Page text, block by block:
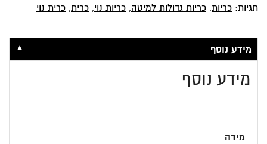
תגיות: כריות, כריות גדולות למיטה, כריות נוי, כרית, כרית נוי
מידע נוסף ▼
מידע נוסף
מידה